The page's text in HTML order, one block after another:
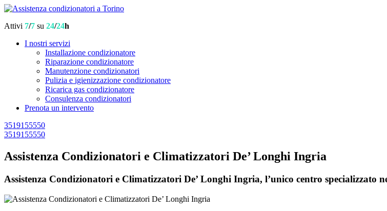
Attivi 7/7 su 24/24h
I nostri servizi
Installazione condizionatore
Riparazione condizionatore
Manutenzione condizionatori
Pulizia e igienizzazione condizionatore
Ricarica gas condizionatore
Consulenza condizionatori
Prenota un intervento
3519155550
3519155550
Assistenza Condizionatori e Climatizzatori De’ Longhi Ingria
Assistenza Condizionatori e Climatizzatori De’ Longhi Ingria, l’unico centro specializzato